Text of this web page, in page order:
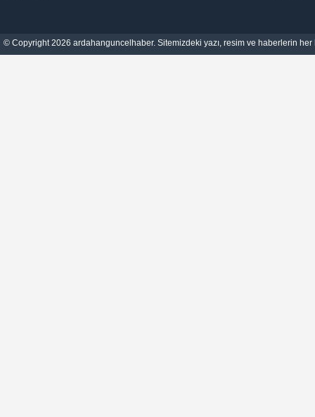
© Copyright 2026 ardahanguncelhaber. Sitemizdeki yazı, resim ve haberlerin her